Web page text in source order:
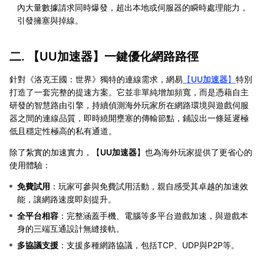
內大量數據請求同時爆發，超出本地或伺服器的瞬時處理能力，
引發擁塞與掉線。
二. 【UU加速器】一鍵優化網路路徑
針對《洛克王國：世界》獨特的連線需求，網易 【UU加速器】 特別
打造了一套完整的提速方案。它並非單純增加頻寬，而是憑藉自主
研發的智慧路由引擎，持續偵測海外玩家所在網路環境與遊戲伺服
器之間的連線品質，即時繞開壅塞的傳輸節點，鋪設出一條延遲極
低且穩定性極高的私有通道。
除了紮實的加速實力，【UU加速器】也為海外玩家提供了更省心的
使用體驗：
免費試用 ：玩家可參與免費試用活動，親自感受其卓越的加速效
能，讓網路速度即刻提升。
全平台相容 ：完整涵蓋手機、電腦等多平台遊戲加速，與遊戲本
身的三端互通設計無縫接軌。
多協議支援 ：支援多種網路協議，包括TCP、UDP與P2P等。